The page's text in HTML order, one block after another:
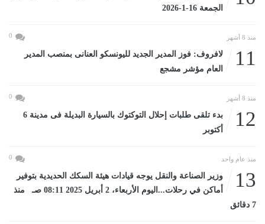
الجمعة 16-1-2026
منذ 8 أشهر 0
11
لافروف: فوز المدير الجديد لليونسكو العنانى بمنصب المدير
العام مؤشر مشجع
منذ 8 أشهر 0
12
بدء تلقى طلبات إحلال التوكتوك بالسيارة البديلة فى مدينة 6
أكتوبر
منذ عام واحد 0
13
وزير الصناعة والنقل يوجه قيادات هيئة السكك الحديدية بتوفير
أماكن في رحلات...اليوم الأربعاء، 2 أبريل 2025 08:11 صـ منذ
7 دقائق